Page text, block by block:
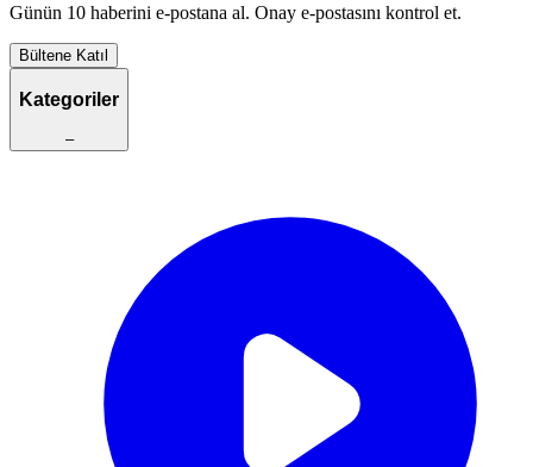
Günün 10 haberini e-postana al. Onay e-postasını kontrol et.
Bültene Katıl
Kategoriler
–